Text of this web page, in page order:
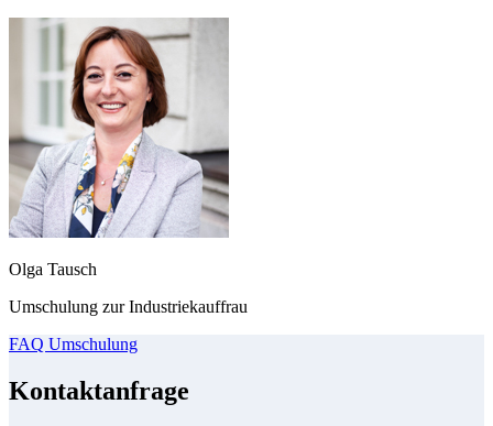
Olga Tausch
Umschulung zur Industriekauffrau
FAQ Umschulung
Kontaktanfrage